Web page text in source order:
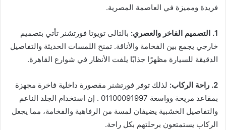
فريدة ومميزة في العاصمة المصرية.
1. التصميم الفاخر والعصري:
بالتالى تويوتا فورتشنر تأتي بتصميم
خارجي يجمع بين الفخامة والأناقة. تمنح اللمسات الحديثة والتفاصيل
الدقيقة للسيارة مظهرًا جذابًا يلفت الأنظار في شوارع القاهرة.
2. راحة الركاب:
لذلك توفر فورتشنر مقصورة داخلية فاخرة مجهزة
بمقاعد مريحة وواسعة 01100091997 . إن استخدام الجلد الناعم
والتفاصيل الخشبية يضيفان لمسة من الرفاهية والفخامة، مما يجعل
الركاب يستمتعون برحلتهم بكل راحة.